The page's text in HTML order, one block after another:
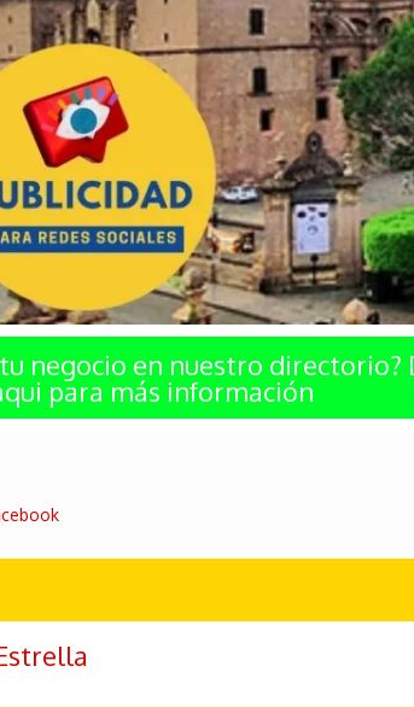
negocio en nuestro directorio?
para más información